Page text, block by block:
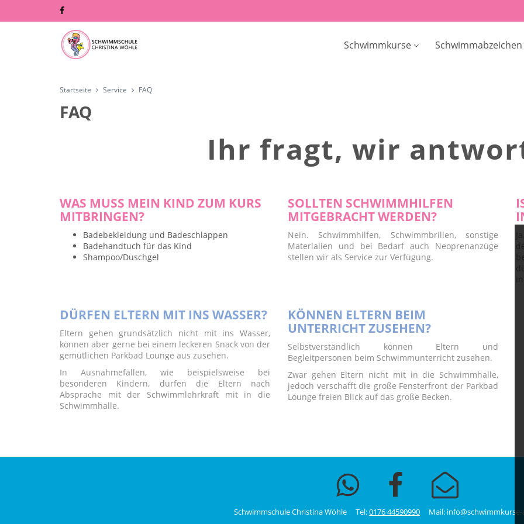
Schwimmkurse Schwimmabzeichen
Startseite Service FAQ
FAQ
Ihr fragt, wir
WAS MUSS MEIN KIND ZUM KURS
MITBRINGEN?
Badebekleidung und Badeschlappen
Badehandtuch für das Kind
Shampoo/Duschgel
SOLLTEN SCHWIMMHILFEN
MITGEBRACHT WERDEN?
Nein. Schwimmhilfen, Schwimmbrillen, sonstige
Materialien und bei Bedarf auch Neoprenanzüge
stellen wir als Service zur Verfügung.
DÜRFEN ELTERN MIT INS WASSER?
Eltern gehen grundsätzlich nicht mit ins Wasser,
können aber gerne bei einem leckeren Snack von der
gemütlichen Parkbad Lounge aus zusehen.
In Ausnahmefällen, wie beispielsweise bei
besonderen Kindern, dürfen die Eltern nach
Absprache mit der Schwimmlehrkraft mit in die
Schwimmhalle.
KÖNNEN ELTERN BEIM
UNTERRICHT ZUSEHEN?
Selbstverständlich können Eltern und
Begleitpersonen beim Schwimmunterricht zusehen.
Zwar gehen Eltern nicht mit in die Schwimmhalle,
jedoch verschafft die große Fensterfront der Parkbad
Lounge freien Blick auf das große Becken.
Schwimmschule Christina Wöhle Tel:0176 44590990 Mail: info@schwimmkurse-